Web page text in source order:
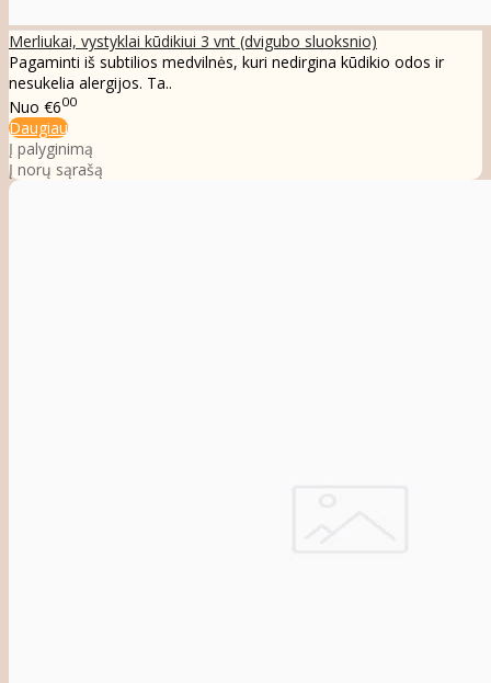
Merliukai, vystyklai kūdikiui 3 vnt (dvigubo sluoksnio)
Pagaminti iš subtilios medvilnės, kuri nedirgina kūdikio odos ir
nesukelia alergijos. Ta..
Nuo €600
Daugiau
Į palyginimą
Į norų sąrašą